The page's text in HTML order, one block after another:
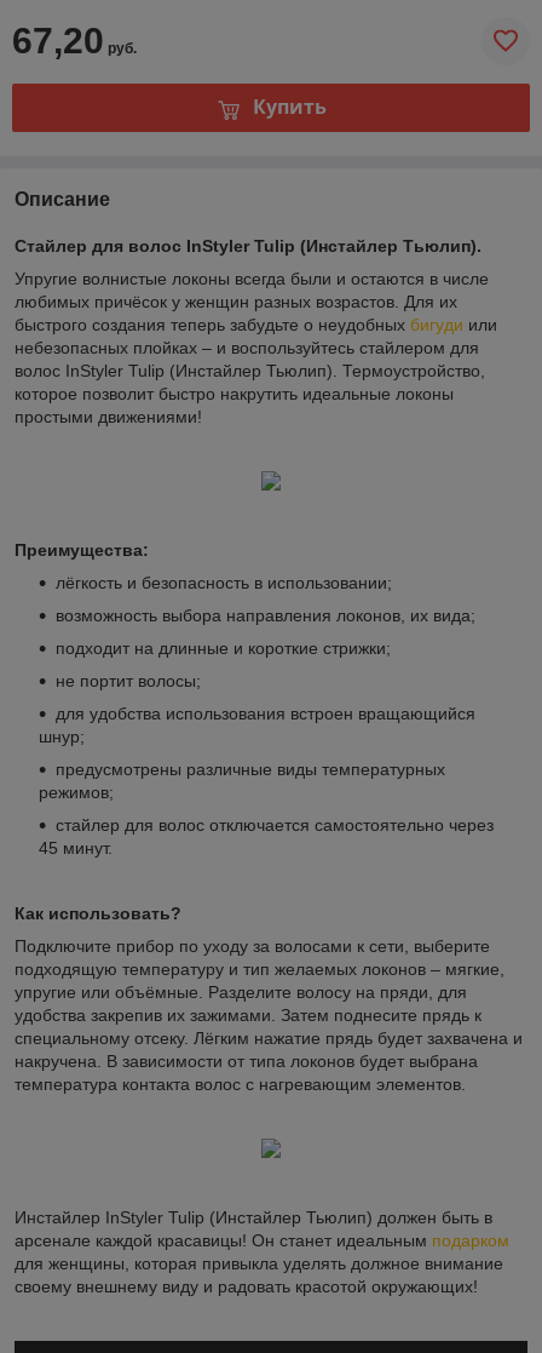
67,20 руб.
Купить
Описание
Стайлер для волос InStyler Tulip (Инстайлер Тьюлип).
Упругие волнистые локоны всегда были и остаются в числе
любимых причёсок у женщин разных возрастов. Для их
быстрого создания теперь забудьте о неудобных бигуди или
небезопасных плойках – и воспользуйтесь стайлером для
волос InStyler Tulip (Инстайлер Тьюлип). Термоустройство,
которое позволит быстро накрутить идеальные локоны
простыми движениями!
Преимущества:
лёгкость и безопасность в использовании;
возможность выбора направления локонов, их вида;
подходит на длинные и короткие стрижки;
не портит волосы;
для удобства использования встроен вращающийся
шнур;
предусмотрены различные виды температурных
режимов;
стайлер для волос отключается самостоятельно через
45 минут.
Как использовать?
Подключите прибор по уходу за волосами к сети, выберите
подходящую температуру и тип желаемых локонов – мягкие,
упругие или объёмные. Разделите волосу на пряди, для
удобства закрепив их зажимами. Затем поднесите прядь к
специальному отсеку. Лёгким нажатие прядь будет захвачена и
накручена. В зависимости от типа локонов будет выбрана
температура контакта волос с нагревающим элементов.
Инстайлер InStyler Tulip (Инстайлер Тьюлип) должен быть в
арсенале каждой красавицы! Он станет идеальным подарком
для женщины, которая привыкла уделять должное внимание
своему внешнему виду и радовать красотой окружающих!